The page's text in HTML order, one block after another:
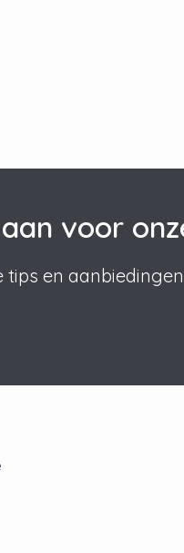
voor
tips en